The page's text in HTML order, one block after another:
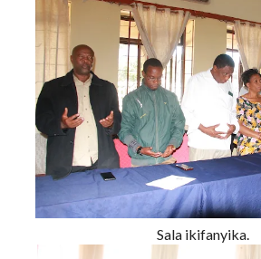
Sala ikifanyika.